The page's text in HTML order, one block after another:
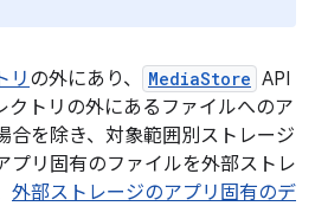
リ の外にあり、 MediaStore API
クトリの外にあるファイルへのア
合を除き、対象範囲別ストレージ
プリ固有のファイルを外部ストレ
外部ストレージのアプリ固有のデ